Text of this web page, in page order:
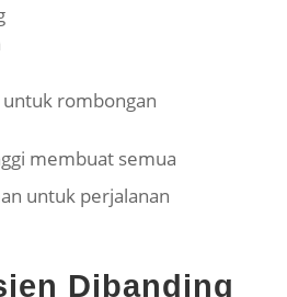
rombongan
membuat semua
untuk perjalanan
Dibanding